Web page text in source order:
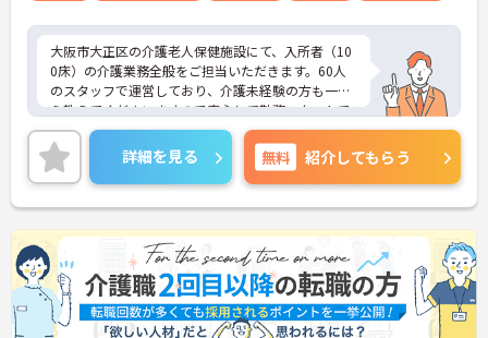
大阪市大正区の介護老人保健施設にて、入所者（10
0床）の介護業務全般をご担当いただきます。60人
のスタッフで運営しており、介護未経験の方も一か
ら教えてくださいますので安心して勤務スタートで
きます。日勤のみの勤務ご希望の方もご相談くださ
い。
ご興味をお持ちの方は是非マイナビ医療介護のお仕
事までお問い合わせください！
詳細を見る 無料 紹介してもらう